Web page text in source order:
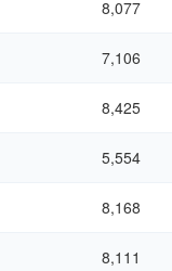
8,077
7,106
8,425
5,554
8,168
8,111